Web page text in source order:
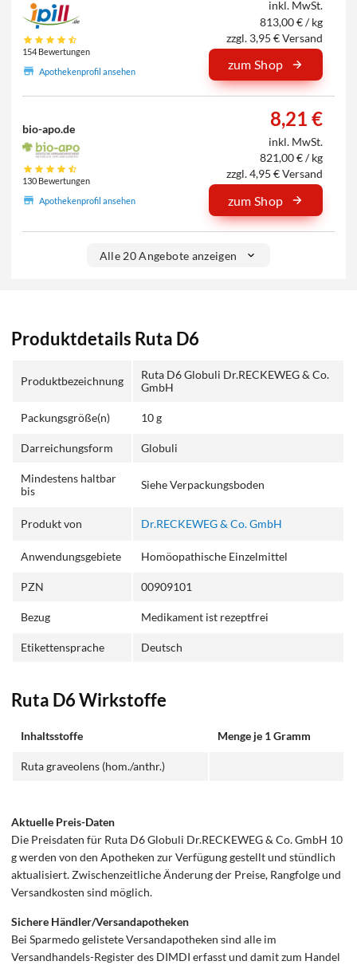
154 Bewertungen
Apothekenprofil ansehen
inkl. MwSt.
813,00 € / kg
zzgl. 3,95 € Versand
zum Shop
bio-apo.de
130 Bewertungen
Apothekenprofil ansehen
8,21 €
inkl. MwSt.
821,00 € / kg
zzgl. 4,95 € Versand
zum Shop
Alle 20 Angebote anzeigen
Produktdetails Ruta D6
Produktbezeichnung
Ruta D6 Globuli Dr.RECKEWEG & Co.
GmbH
Packungsgröße(n) 10 g
Darreichungsform Globuli
Mindestens haltbar
bis
Siehe Verpackungsboden
Produkt von Dr.RECKEWEG & Co. GmbH
Anwendungsgebiete Homöopathische Einzelmittel
PZN 00909101
Bezug Medikament ist rezeptfrei
Etikettensprache Deutsch
Ruta D6 Wirkstoffe
Inhaltsstoffe Menge je 1 Gramm
Ruta graveolens (hom./anthr.)
Aktuelle Preis-Daten
Die Preisdaten für Ruta D6 Globuli Dr.RECKEWEG & Co. GmbH 10
g werden von den Apotheken zur Verfügung gestellt und stündlich
aktualisiert. Zwischenzeitliche Änderung der Preise, Rangfolge und
Versandkosten sind möglich.
Sichere Händler/Versandapotheken
Bei Sparmedo gelistete Versandapotheken sind alle im
Versandhandels-Register des DIMDI erfasst und damit zum Handel